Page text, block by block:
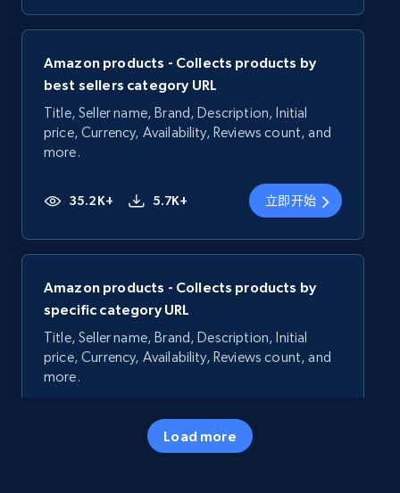
Amazon products - Collects products by
best sellers category URL
Title, Seller name, Brand, Description, Initial
price, Currency, Availability, Reviews count, and
more.
35.2K+ 5.7K+ 立即开始
Amazon products - Collects products by
specific category URL
Title, Seller name, Brand, Description, Initial
price, Currency, Availability, Reviews count, and
more.
5.7K+
Load more